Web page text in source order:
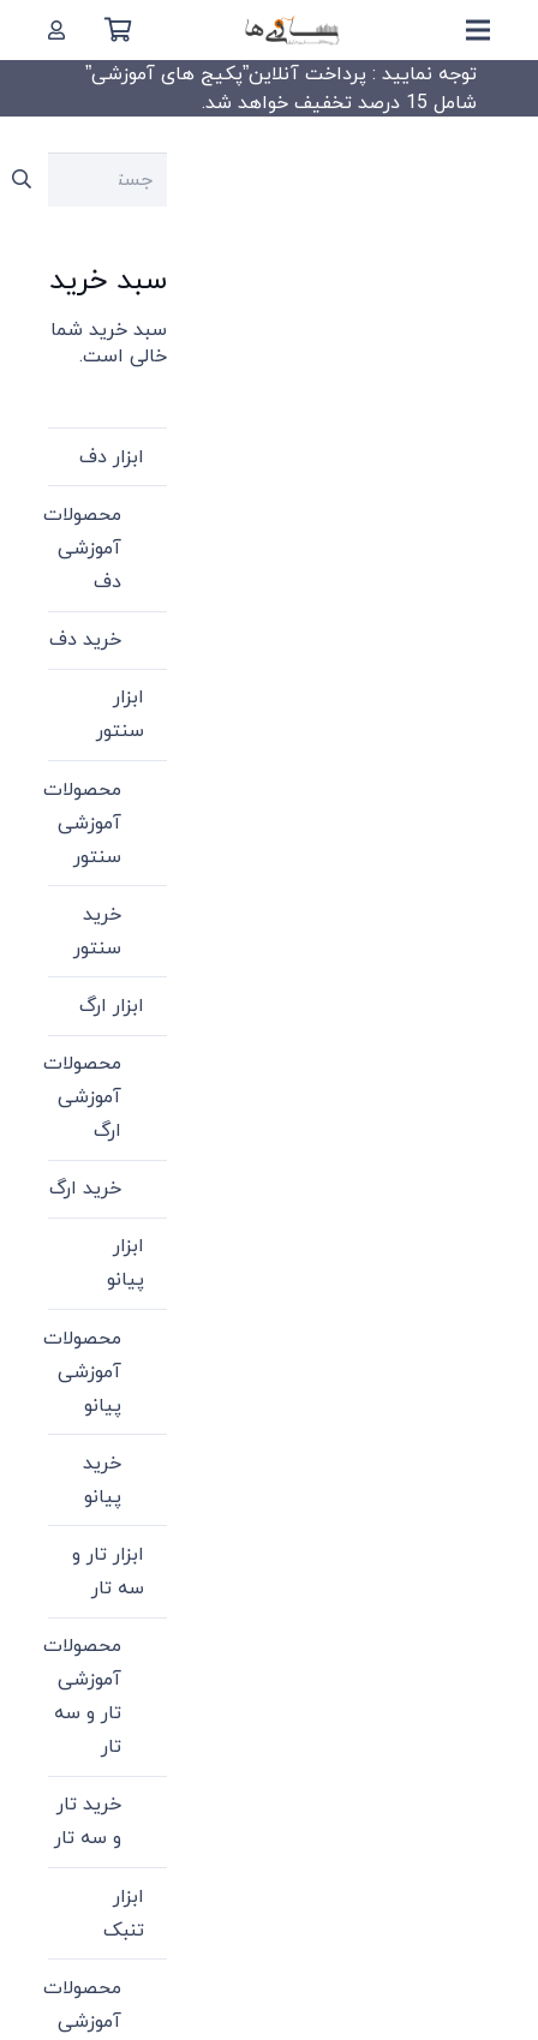
توجه نمایید : پرداخت آنلاین”پکیج های آموزشی”
شامل 15 درصد تخفیف خواهد شد.
جستجو
سبد خرید
سبد خرید شما
خالی است.
ابزار دف
محصولات
آموزشی
دف
خرید دف
ابزار
سنتور
محصولات
آموزشی
سنتور
خرید
سنتور
ابزار ارگ
محصولات
آموزشی
ارگ
خرید ارگ
ابزار
پیانو
محصولات
آموزشی
پیانو
خرید
پیانو
ابزار تار و
سه تار
محصولات
آموزشی
تار و سه
تار
خرید تار
و سه تار
ابزار
تنبک
محصولات
آموزشی